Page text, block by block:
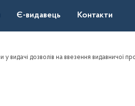
Є-видавець Контакти